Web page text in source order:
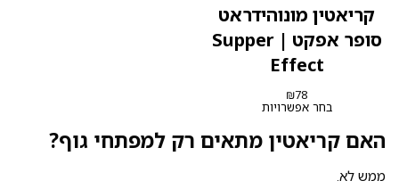
קריאטין מונוהידראט
סופר אפקט | Supper
Effect
₪78
בחר אפשרויות
האם קריאטין מתאים רק למפתחי גוף?
ממש לא.